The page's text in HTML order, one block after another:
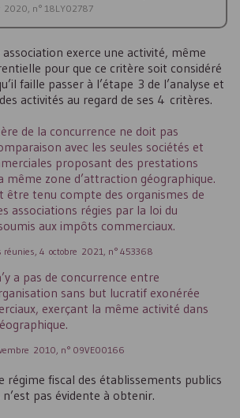
2020, n° 18LY02787
association exerce une activité, même
pour que ce critère soit considéré
faille passer à l’étape 3 de l’analyse et
activités au regard de ses 4 critères.
de la concurrence ne doit pas
avec les seules sociétés et
proposant des prestations
même zone d’attraction géographique.
être tenu compte des organismes de
associations régies par la loi du
aux impôts commerciaux.
réunies, 4 octobre 2021, n° 453368
a pas de concurrence entre
sans but lucratif exonérée
exerçant la même activité dans
2010, n° 09VE00166
régime fiscal des établissements publics
pas évidente à obtenir.